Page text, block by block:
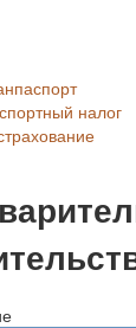
налог